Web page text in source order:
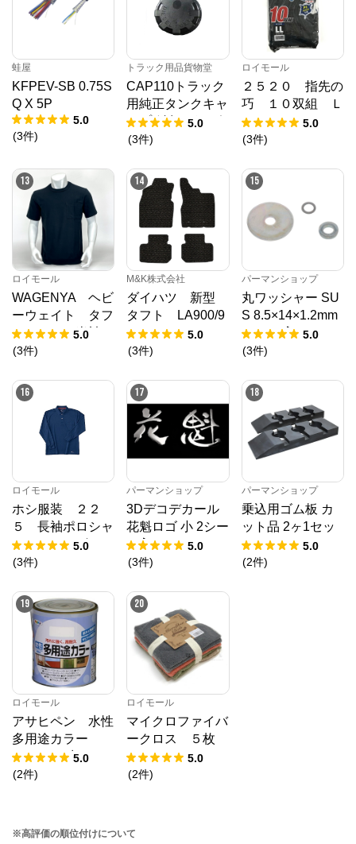
蛙屋
KFPEV-SB 0.75S
Q X 5P
5.0
(3件)
トラック用品貨物堂
CAP110トラック
用純正タンクキャ
ップ(鍵無)ガッポ
アルミタンク用8
5.0
(3件)
ロイモール
２５２０ 指先の
巧 １０双組 Ｌ
Ｌ
5.0
(3件)
13
ロイモール
WAGENYA ヘビ
ーウェイト タフ
Ｔシャツ 半袖
ブラック Ｍ
5.0
(3件)
14
M&K株式会社
ダイハツ 新型
タフト LA900/9
10S フロアマッ
ト R2/6～ カ
抗ウイルス 消
臭 スタンダード
タイプ
5.0
(3件)
15
パーマンショップ
丸ワッシャー SU
S 8.5×14×1.2mm
1500ヶ入り5.0
(3件)
16
ロイモール
ホシ服装 ２２
５ 長袖ポロシャ
ツ ６ネイビー
Ｌ
5.0
(3件)
17
パーマンショップ
3Dデコデカール
花魁ロゴ 小 2シー
ト入り
5.0
(3件)
18
パーマンショップ
乗込用ゴム板 カ
ット品 2ヶ1セッ
ト
5.0
(2件)
19
ロイモール
アサヒペン 水性
多用途カラー
１.６Ｌ 赤さび
5.0
(2件)
20
ロイモール
マイクロファイバ
ークロス ５枚
ベーシック5.0
(2件)
※高評価の順位付けについて